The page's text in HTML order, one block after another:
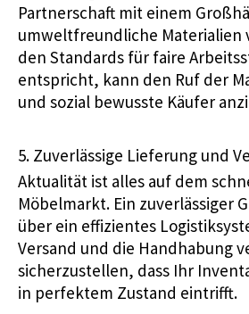
Partnerschaft mit einem
umweltfreundliche Materialien
den Standards für faire
entspricht, kann den Ruf der
und sozial bewusste Käufer
5. Zuverlässige Lieferung und
Aktualität ist alles auf dem
Möbelmarkt. Ein zuverlässiger
über ein effizientes
Versand und die Handhabung
sicherzustellen, dass Ihr
in perfektem Zustand eintrifft.